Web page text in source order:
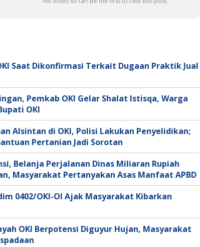
Saat Dikonfirmasi Terkait Dugaan Praktik Jual
Pemkab OKI Gelar Shalat Istisqa, Warga
OKI
Alsintan di OKI, Polisi Lakukan Penyelidikan;
Pertanian Jadi Sorotan
Belanja Perjalanan Dinas Miliaran Rupiah
Masyarakat Pertanyakan Asas Manfaat APBD
0402/OKI-OI Ajak Masyarakat Kibarkan
OKI Berpotensi Diguyur Hujan, Masyarakat